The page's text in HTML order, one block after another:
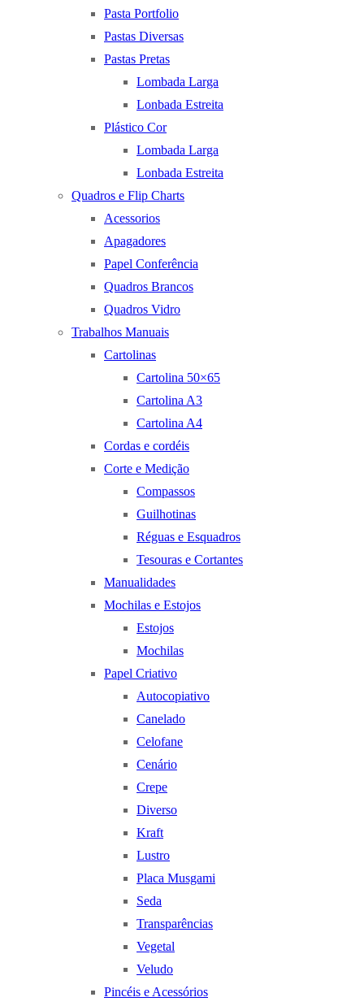
Pasta Portfolio
Pastas Diversas
Pastas Pretas
Lombada Larga
Lonbada Estreita
Plástico Cor
Lombada Larga
Lonbada Estreita
Quadros e Flip Charts
Acessorios
Apagadores
Papel Conferência
Quadros Brancos
Quadros Vidro
Trabalhos Manuais
Cartolinas
Cartolina 50×65
Cartolina A3
Cartolina A4
Cordas e cordéis
Corte e Medição
Compassos
Guilhotinas
Réguas e Esquadros
Tesouras e Cortantes
Manualidades
Mochilas e Estojos
Estojos
Mochilas
Papel Criativo
Autocopiativo
Canelado
Celofane
Cenário
Crepe
Diverso
Kraft
Lustro
Placa Musgami
Seda
Transparências
Vegetal
Veludo
Pincéis e Acessórios